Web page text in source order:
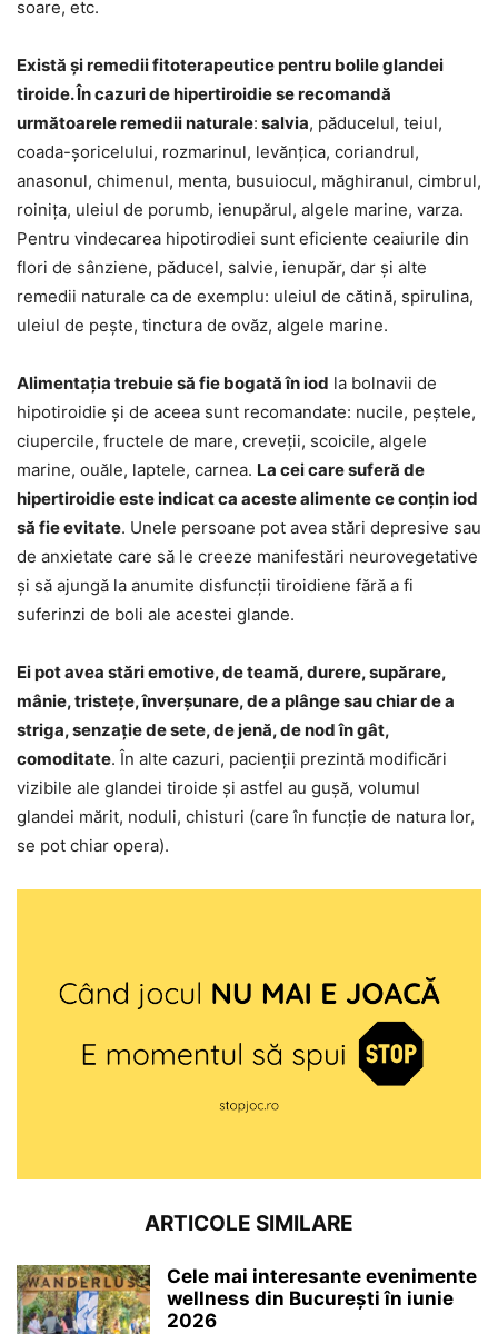
soare, etc.
Există și remedii fitoterapeutice pentru bolile glandei
tiroide. În cazuri de hipertiroidie se recomandă
următoarele remedii naturale: salvia, păducelul, teiul,
coada-șoricelului, rozmarinul, levănțica, coriandrul,
anasonul, chimenul, menta, busuiocul, măghiranul, cimbrul,
roinița, uleiul de porumb, ienupărul, algele marine, varza.
Pentru vindecarea hipotirodiei sunt eficiente ceaiurile din
flori de sânziene, păducel, salvie, ienupăr, dar și alte
remedii naturale ca de exemplu: uleiul de cătină, spirulina,
uleiul de pește, tinctura de ovăz, algele marine.
Alimentația trebuie să fie bogată în iod la bolnavii de
hipotiroidie și de aceea sunt recomandate: nucile, peștele,
ciupercile, fructele de mare, creveții, scoicile, algele
marine, ouăle, laptele, carnea. La cei care suferă de
hipertiroidie este indicat ca aceste alimente ce conțin iod
să fie evitate. Unele persoane pot avea stări depresive sau
de anxietate care să le creeze manifestări neurovegetative
și să ajungă la anumite disfuncții tiroidiene fără a fi
suferinzi de boli ale acestei glande.
Ei pot avea stări emotive, de teamă, durere, supărare,
mânie, tristețe, înverșunare, de a plânge sau chiar de a
striga, senzație de sete, de jenă, de nod în gât,
comoditate. În alte cazuri, pacienții prezintă modificări
vizibile ale glandei tiroide și astfel au gușă, volumul
glandei mărit, noduli, chisturi (care în funcție de natura lor,
se pot chiar opera).
ARTICOLE SIMILARE
Cele mai interesante evenimente
wellness din București în iunie
2026